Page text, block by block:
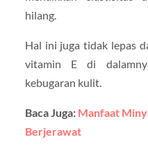
hilang.
Hal ini juga tidak lepas
vitamin E di
kebugaran kulit.
Baca Juga: Manfaat
Berjerawat